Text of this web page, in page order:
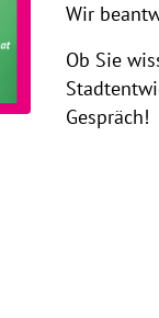
Wir
Ob Sie
Gespräch!